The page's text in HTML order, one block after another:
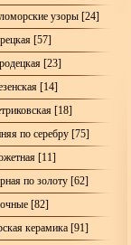
узоры [24]
[57]
[23]
[14]
[18]
по серебру [75]
[11]
по золоту [62]
[82]
керамика [91]